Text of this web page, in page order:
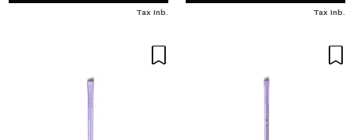
Tax Inb. Tax Inb.